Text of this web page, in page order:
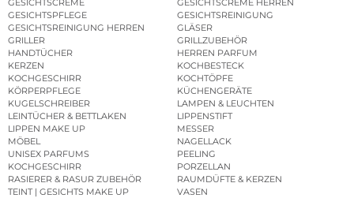
GESICHTSPFLEGE
GESICHTSREINIGUNG
GESICHTSREINIGUNG HERREN
GLÄSER
GRILLER
GRILLZUBEHÖR
HANDTÜCHER
HERREN PARFUM
KERZEN
KOCHBESTECK
KOCHGESCHIRR
KOCHTÖPFE
KÖRPERPFLEGE
KÜCHENGERÄTE
KUGELSCHREIBER
LAMPEN & LEUCHTEN
LEINTÜCHER & BETTLAKEN
LIPPENSTIFT
LIPPEN MAKE UP
MESSER
MÖBEL
NAGELLACK
UNISEX PARFUMS
PEELING
KOCHGESCHIRR
PORZELLAN
RASIERER & RASUR ZUBEHÖR
RAUMDÜFTE & KERZEN
TEINT | GESICHTS MAKE UP
VASEN